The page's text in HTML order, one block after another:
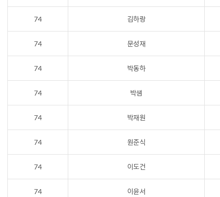
74 김하랑
74 문성재
74 박동하
74 박샘
74 박재원
74 원준식
74 이도건
74 이윤서